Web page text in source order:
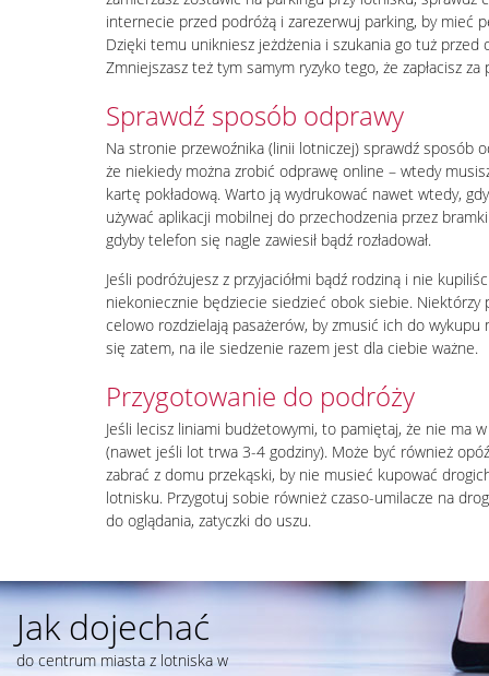
internecie przed podróżą i zarezerwuj parking, by mieć
Dzięki temu unikniesz jeżdżenia i szukania go tuż przed
Zmniejszasz też tym samym ryzyko tego, że zapłacisz za
Sprawdź sposób odprawy
Na stronie przewoźnika (linii lotniczej) sprawdź sposób
że niekiedy można zrobić odprawę online – wtedy
kartę pokładową. Warto ją wydrukować nawet wtedy,
używać aplikacji mobilnej do przechodzenia przez
gdyby telefon się nagle zawiesił bądź rozładował.
Jeśli podróżujesz z przyjaciółmi bądź rodziną i nie
niekoniecznie będziecie siedzieć obok siebie. Niektórzy
celowo rozdzielają pasażerów, by zmusić ich do wykupu
się zatem, na ile siedzenie razem jest dla ciebie ważne.
Przygotowanie do podróży
Jeśli lecisz liniami budżetowymi, to pamiętaj, że nie ma
(nawet jeśli lot trwa 3-4 godziny). Może być również
zabrać z domu przekąski, by nie musieć kupować
lotnisku. Przygotuj sobie również czaso-umilacze na
do oglądania, zatyczki do uszu.
Jak dojechać
do centrum miasta z lotniska w